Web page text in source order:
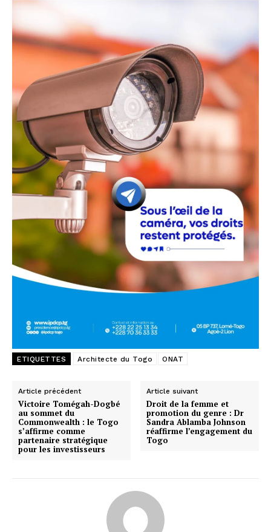
ETIQUETTES Architecte du Togo ONAT
Article précédent
Victoire Tomégah-Dogbé
au sommet du
Commonwealth : le Togo
s’affirme comme
partenaire stratégique
pour les investisseurs
Article suivant
Droit de la femme et
promotion du genre : Dr
Sandra Ablamba Johnson
réaffirme l’engagement du
Togo